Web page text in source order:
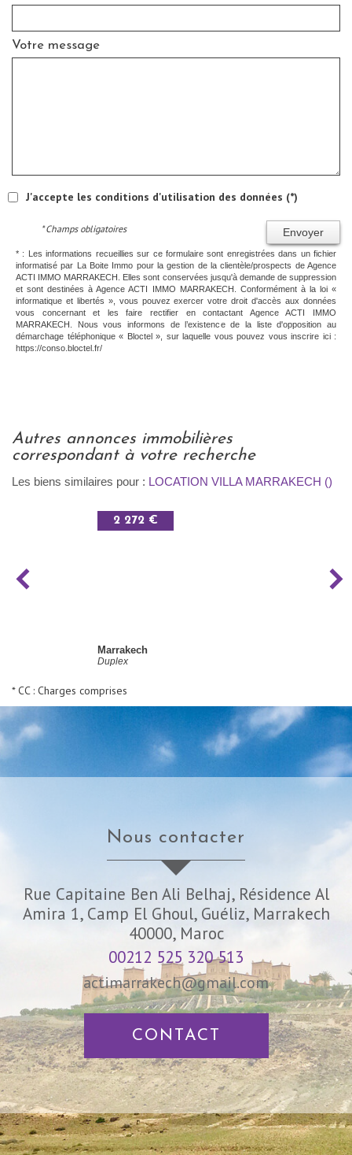
Votre message
J'accepte les conditions d'utilisation des données (*)
Envoyer
* Champs obligatoires
* : Les informations recueillies sur ce formulaire sont enregistrées dans un fichier
informatisé par La Boite Immo pour la gestion de la clientèle/prospects de Agence
ACTI IMMO MARRAKECH. Elles sont conservées jusqu'à demande de suppression
et sont destinées à Agence ACTI IMMO MARRAKECH. Conformément à la loi «
informatique et libertés », vous pouvez exercer votre droit d'accès aux données
vous concernant et les faire rectifier en contactant Agence ACTI IMMO
MARRAKECH. Nous vous informons de l’existence de la liste d'opposition au
démarchage téléphonique « Bloctel », sur laquelle vous pouvez vous inscrire ici :
https://conso.bloctel.fr/
autres annonces immobilières
correspondant à votre recherche
Les biens similaires pour : LOCATION VILLA MARRAKECH ()
2 272 €
Marrakech
Duplex
* CC : Charges comprises
nous contacter
Rue Capitaine Ben Ali Belhaj, Résidence Al
Amira 1, Camp El Ghoul, Guéliz, Marrakech
40000, Maroc
00212 525 320 513
actimarrakech@gmail.com
CONTACT